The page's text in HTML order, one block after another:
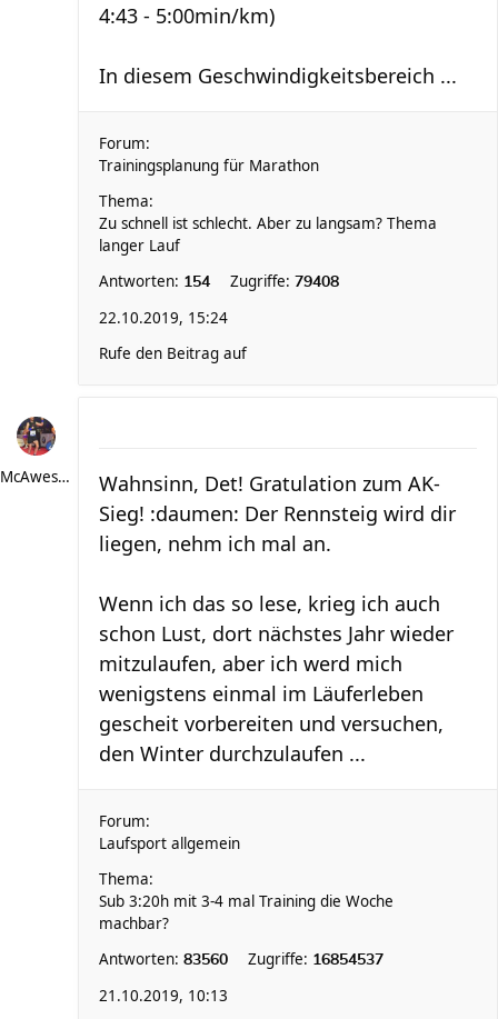
4:43 - 5:00min/km)
In diesem Geschwindigkeitsbereich ...
Forum:
Trainingsplanung für Marathon
Thema:
Zu schnell ist schlecht. Aber zu langsam? Thema
langer Lauf
Antworten: 154 Zugriffe: 79408
22.10.2019, 15:24
Rufe den Beitrag auf
McAwesome
Wahnsinn, Det! Gratulation zum AK-
Sieg! :daumen: Der Rennsteig wird dir
liegen, nehm ich mal an.
Wenn ich das so lese, krieg ich auch
schon Lust, dort nächstes Jahr wieder
mitzulaufen, aber ich werd mich
wenigstens einmal im Läuferleben
gescheit vorbereiten und versuchen,
den Winter durchzulaufen ...
Forum:
Laufsport allgemein
Thema:
Sub 3:20h mit 3-4 mal Training die Woche
machbar?
Antworten: 83560 Zugriffe: 16854537
21.10.2019, 10:13